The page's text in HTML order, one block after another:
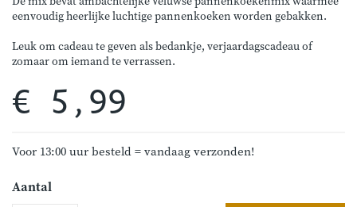
eenvoudig heerlijke luchtige pannenkoeken worden gebakken.
Leuk om cadeau te geven als bedankje, verjaardagscadeau of
zomaar om iemand te verrassen.
€ 5,99
Voor 13:00 uur besteld = vandaag verzonden!
Aantal